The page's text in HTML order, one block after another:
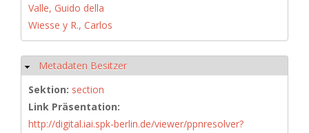
Valle, Guido della
Wiesse y R., Carlos
Ausblenden
Metadaten Besitzer
Sektion: section
Link Präsentation:
http://digital.iai.spk-berlin.de/viewer/ppnresolver?